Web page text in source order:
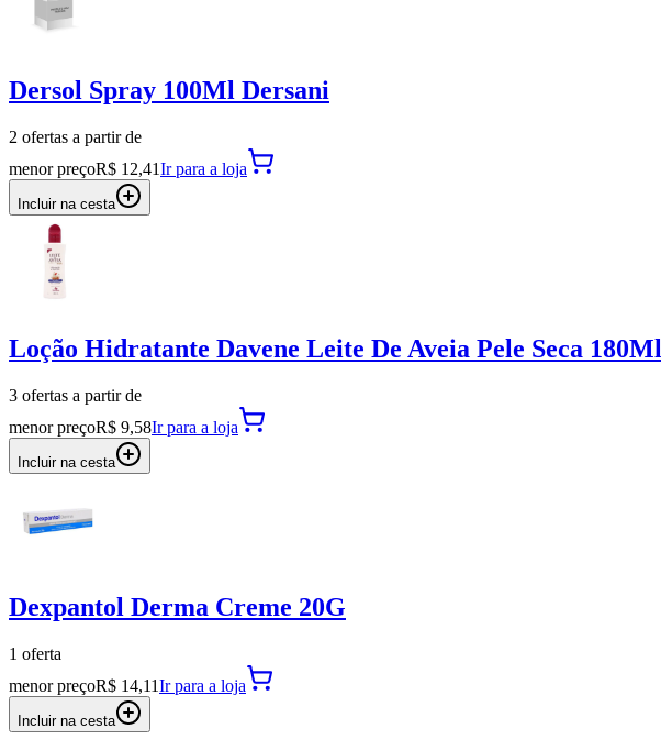
Dersol Spray 100Ml Dersani
2 ofertas a partir de
menor preçoR$ 12,41Ir para a loja
Incluir na cesta
Loção Hidratante Davene Leite De Aveia Pele Seca 180Ml
3 ofertas a partir de
menor preçoR$ 9,58Ir para a loja
Incluir na cesta
Dexpantol Derma Creme 20G
1 oferta
menor preçoR$ 14,11Ir para a loja
Incluir na cesta